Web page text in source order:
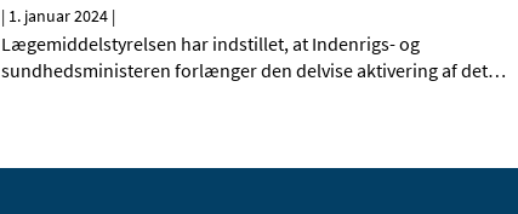
| 1. januar 2024 |
Lægemiddelstyrelsen har indstillet, at Indenrigs- og
sundhedsministeren forlænger den delvise aktivering af det…